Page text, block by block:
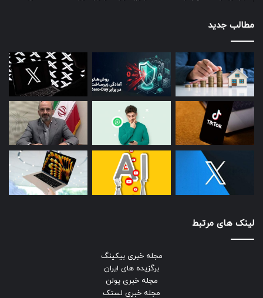
مطالب جدید
لینک های مرتبط
مجله خبری بیکینگ
برگزیده های ایران
مجله خبری یولن
مجله خبری لستک